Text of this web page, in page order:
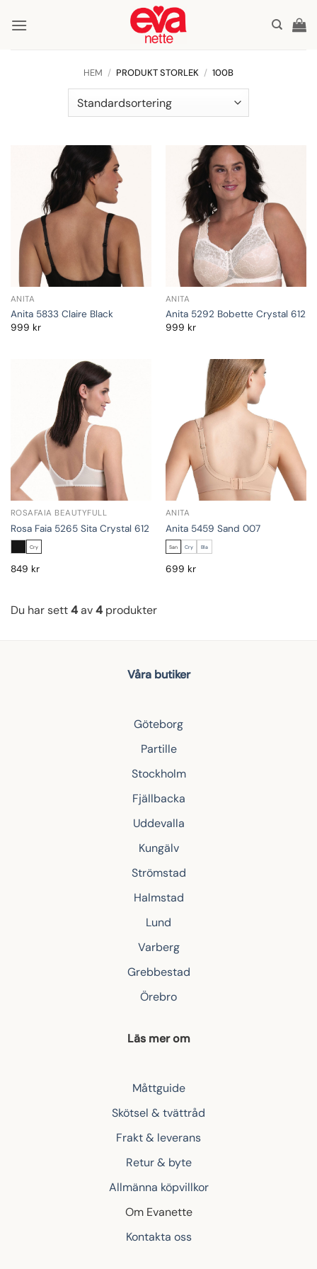
HEM / PRODUKT STORLEK / 100B
ANITA
Anita 5833 Claire Black
999 kr
ANITA
Anita 5292 Bobette Crystal 612
999 kr
ROSAFAIA BEAUTYFULL
Rosa Faia 5265 Sita Crystal 612
Cry
849 kr
ANITA
Anita 5459 Sand 007
San Cry Bla
699 kr
Du har sett4av4 produkter
Våra butiker
Göteborg
Partille
Stockholm
Fjällbacka
Uddevalla
Kungälv
Strömstad
Halmstad
Lund
Varberg
Grebbestad
Örebro
Läs mer om
Måttguide
Skötsel & tvättråd
Frakt & leverans
Retur & byte
Allmänna köpvillkor
Om Evanette
Kontakta oss